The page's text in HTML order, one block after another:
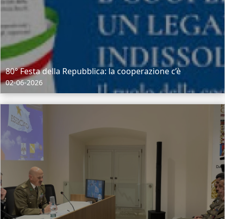
80° Festa della Repubblica: la cooperazione c’è
02-06-2026